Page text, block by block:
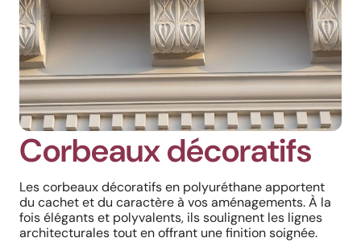
Corbeaux décoratifs
Les corbeaux décoratifs en polyuréthane apportent
du cachet et du caractère à vos aménagements. À la
fois élégants et polyvalents, ils soulignent les lignes
architecturales tout en offrant une finition soignée.